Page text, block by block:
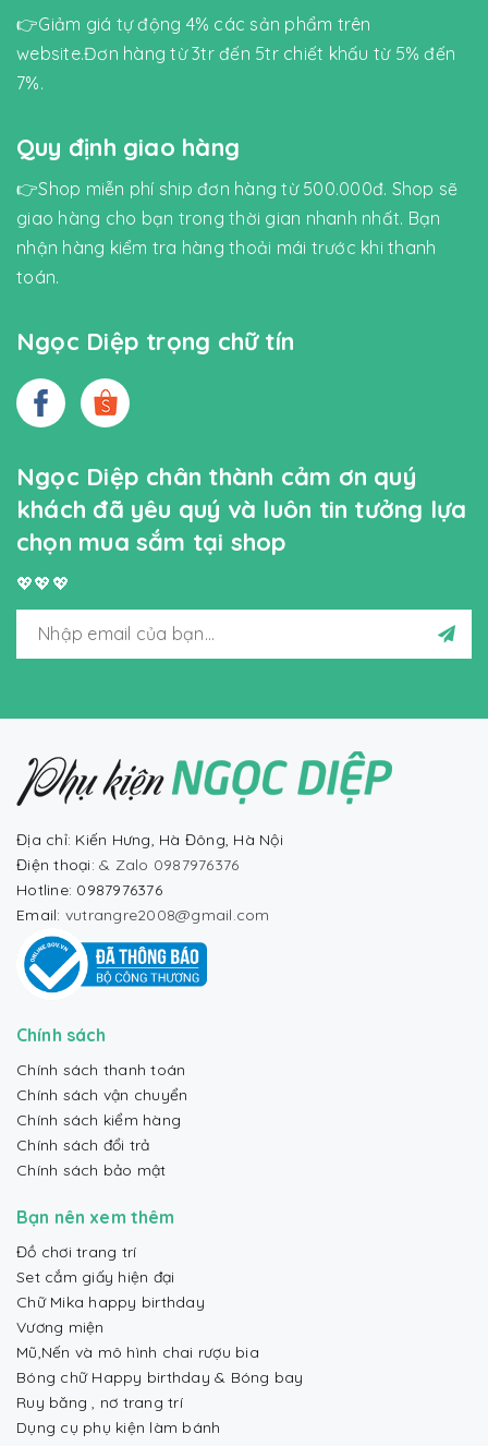
👉Giảm giá tự động 4% các sản phẩm trên
website.Đơn hàng từ 3tr đến 5tr chiết khấu từ 5% đến
7%.
Quy định giao hàng
👉Shop miễn phí ship đơn hàng từ 500.000đ. Shop sẽ
giao hàng cho bạn trong thời gian nhanh nhất. Bạn
nhận hàng kiểm tra hàng thoải mái trước khi thanh
toán.
Ngọc Diệp trọng chữ tín
Ngọc Diệp chân thành cảm ơn quý
khách đã yêu quý và luôn tin tưởng lựa
chọn mua sắm tại shop
💖💖💖
Địa chỉ: Kiến Hưng, Hà Đông, Hà Nội
Điện thoại: & Zalo 0987976376
Hotline: 0987976376
Email: vutrangre2008@gmail.com
Chính sách
Chính sách thanh toán
Chính sách vận chuyển
Chính sách kiểm hàng
Chính sách đổi trả
Chính sách bảo mật
Bạn nên xem thêm
Đồ chơi trang trí
Set cắm giấy hiện đại
Chữ Mika happy birthday
Vương miện
Mũ,Nến và mô hình chai rượu bia
Bóng chữ Happy birthday & Bóng bay
Ruy băng , nơ trang trí
Dụng cụ phụ kiện làm bánh